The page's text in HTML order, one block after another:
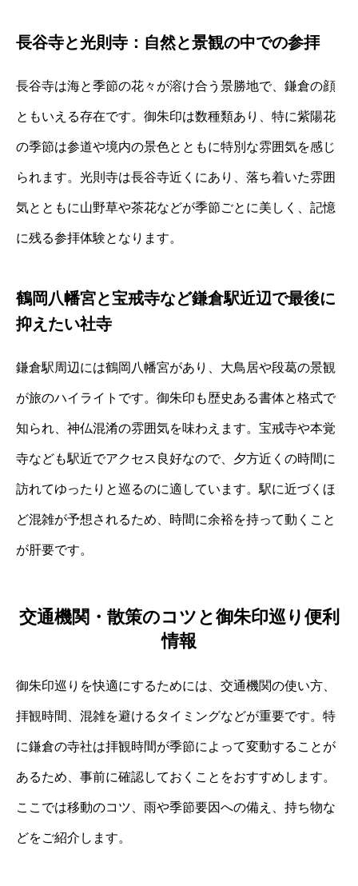
長谷寺と光則寺：自然と景観の中での参拝
長谷寺は海と季節の花々が溶け合う景勝地で、鎌倉の顔
ともいえる存在です。御朱印は数種類あり、特に紫陽花
の季節は参道や境内の景色とともに特別な雰囲気を感じ
られます。光則寺は長谷寺近くにあり、落ち着いた雰囲
気とともに山野草や茶花などが季節ごとに美しく、記憶
に残る参拝体験となります。
鶴岡八幡宮と宝戒寺など鎌倉駅近辺で最後に
抑えたい社寺
鎌倉駅周辺には鶴岡八幡宮があり、大鳥居や段葛の景観
が旅のハイライトです。御朱印も歴史ある書体と格式で
知られ、神仏混淆の雰囲気を味わえます。宝戒寺や本覚
寺なども駅近でアクセス良好なので、夕方近くの時間に
訪れてゆったりと巡るのに適しています。駅に近づくほ
ど混雑が予想されるため、時間に余裕を持って動くこと
が肝要です。
交通機関・散策のコツと御朱印巡り便利
情報
御朱印巡りを快適にするためには、交通機関の使い方、
拝観時間、混雑を避けるタイミングなどが重要です。特
に鎌倉の寺社は拝観時間が季節によって変動することが
あるため、事前に確認しておくことをおすすめします。
ここでは移動のコツ、雨や季節要因への備え、持ち物な
どをご紹介します。